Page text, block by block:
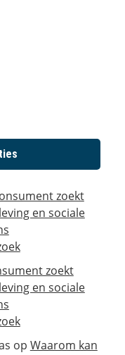
zoekt
en sociale
zoekt
en sociale
op Waarom kan